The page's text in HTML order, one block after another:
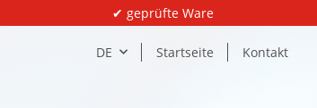
✔ geprüfte Ware
DE Startseite Kontakt